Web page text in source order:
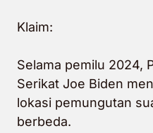
Klaim:
Selama pemilu 2024,
Serikat Joe Biden
lokasi pemungutan
berbeda.